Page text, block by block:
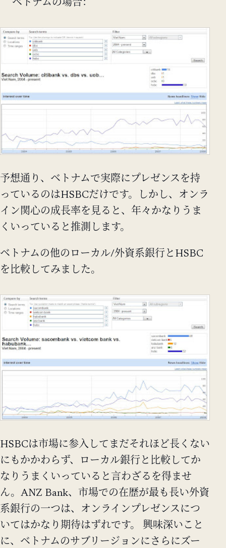
ベトナムの場合：
予想通り、ベトナムで実際にプレゼンスを持
っているのはHSBCだけです。しかし、オンラ
イン関心の成長率を見ると、年々かなりうま
くいっていると推測します。
ベトナムの他のローカル/外資系銀行とHSBC
を比較してみました。
HSBCは市場に参入してまだそれほど長くない
にもかかわらず、ローカル銀行と比較してか
なりうまくいっていると言わざるを得ませ
ん。ANZ Bank、市場での在歴が最も長い外資
系銀行の一つは、オンラインプレゼンスにつ
いてはかなり期待はずれです。 興味深いこと
に、ベトナムのサブリージョンにさらにズー